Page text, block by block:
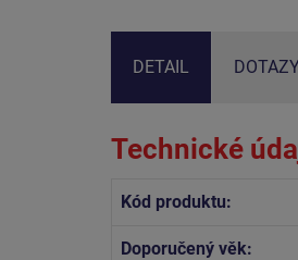
DETAIL
Technické
Kód produktu:
Doporučený věk: